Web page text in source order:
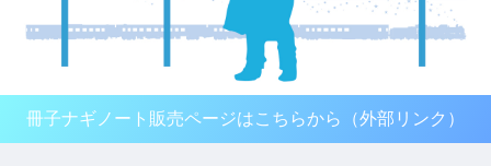
冊子ナギノート販売ページはこちらから（外部リンク）